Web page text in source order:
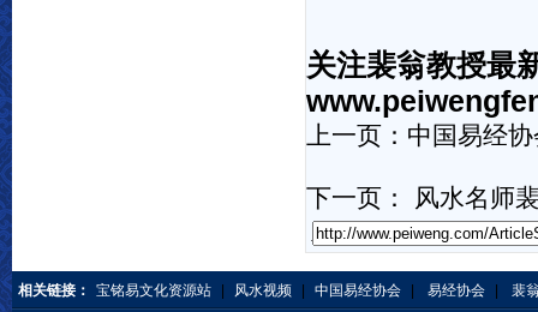
关注裴翁教授最
上一页： 中国易经
下一页： 风水名师
相关链接： 宝铭易文化资源站 风水视频 中国易经协会 易经协会
裴